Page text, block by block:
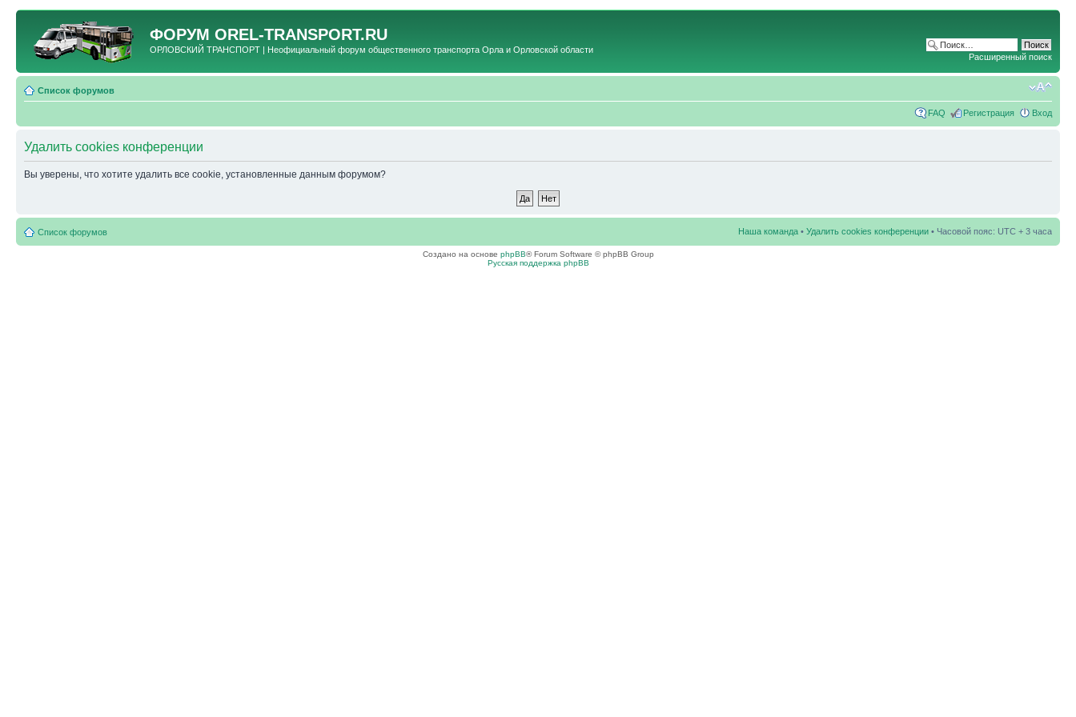
ФОРУМ OREL-TRANSPORT.RU
ОРЛОВСКИЙ ТРАНСПОРТ | Неофициальный форум общественного транспорта Орла и Орловской области
Расширенный поиск
Список форумов
FAQ Регистрация Вход
Удалить cookies конференции
Вы уверены, что хотите удалить все cookie, установленные данным форумом?
Список форумов Наша команда • Удалить cookies конференции • Часовой пояс: UTC + 3 часа
Создано на основе phpBB® Forum Software © phpBB Group
Русская поддержка phpBB